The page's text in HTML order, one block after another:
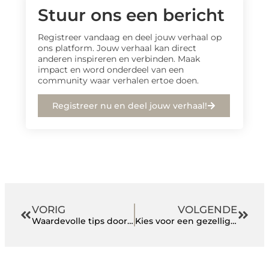
Stuur ons een bericht
Registreer vandaag en deel jouw verhaal op
ons platform. Jouw verhaal kan direct
anderen inspireren en verbinden. Maak
impact en word onderdeel van een
community waar verhalen ertoe doen.
Registreer nu en deel jouw verhaal!
VORIG
Waardevolle tips door Vonk360 voor het kiezen van de juiste locatie voor een bedrijfsevenement
VOLGENDE
Kies voor een gezellig Italiaans restaurant in Breda